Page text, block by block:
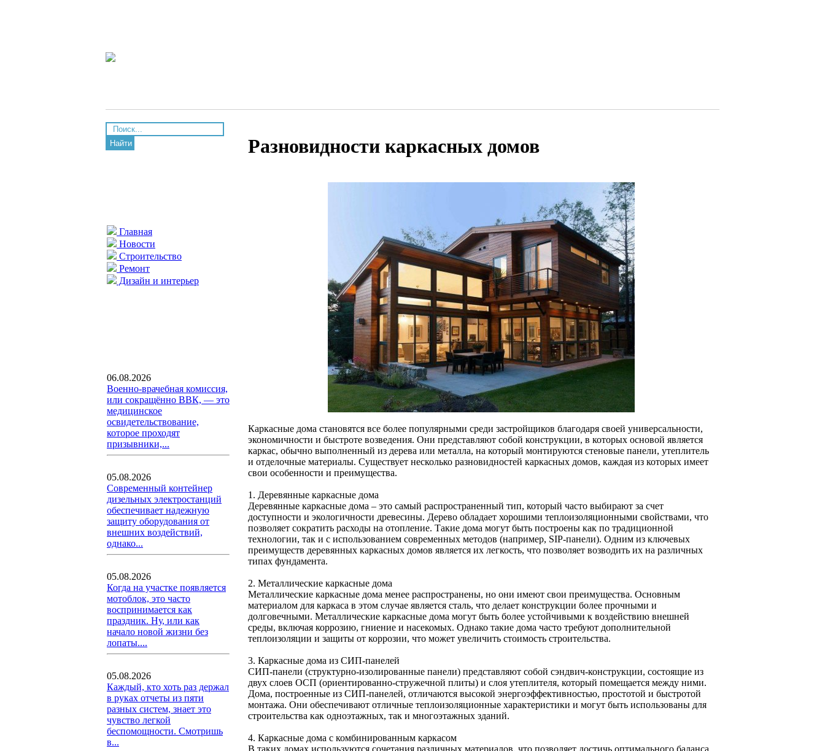
Найти
Главная
Новости
Строительство
Ремонт
Дизайн и интерьер
06.08.2026
Военно-врачебная комиссия,
или сокращённо ВВК, — это
медицинское
освидетельствование,
которое проходят
призывники,...
05.08.2026
Современный контейнер
дизельных электростанций
обеспечивает надежную
защиту оборудования от
внешних воздействий,
однако...
05.08.2026
Когда на участке появляется
мотоблок, это часто
воспринимается как
праздник. Ну, или как
начало новой жизни без
лопаты....
05.08.2026
Каждый, кто хоть раз держал
в руках отчеты из пяти
разных систем, знает это
чувство легкой
беспомощности. Смотришь
в...
Разновидности каркасных домов
Каркасные дома становятся все более популярными среди застройщиков благодаря своей универсальности,
экономичности и быстроте возведения. Они представляют собой конструкции, в которых основой является
каркас, обычно выполненный из дерева или металла, на который монтируются стеновые панели, утеплитель
и отделочные материалы. Существует несколько разновидностей каркасных домов, каждая из которых имеет
свои особенности и преимущества.
1. Деревянные каркасные дома
Деревянные каркасные дома – это самый распространенный тип, который часто выбирают за счет
доступности и экологичности древесины. Дерево обладает хорошими теплоизоляционными свойствами, что
позволяет сократить расходы на отопление. Такие дома могут быть построены как по традиционной
технологии, так и с использованием современных методов (например, SIP-панели). Одним из ключевых
преимуществ деревянных каркасных домов является их легкость, что позволяет возводить их на различных
типах фундамента.
2. Металлические каркасные дома
Металлические каркасные дома менее распространены, но они имеют свои преимущества. Основным
материалом для каркаса в этом случае является сталь, что делает конструкции более прочными и
долговечными. Металлические каркасные дома могут быть более устойчивыми к воздействию внешней
среды, включая коррозию, гниение и насекомых. Однако такие дома часто требуют дополнительной
теплоизоляции и защиты от коррозии, что может увеличить стоимость строительства.
3. Каркасные дома из СИП-панелей
СИП-панели (структурно-изолированные панели) представляют собой сэндвич-конструкции, состоящие из
двух слоев ОСП (ориентированно-стружечной плиты) и слоя утеплителя, который помещается между ними.
Дома, построенные из СИП-панелей, отличаются высокой энергоэффективностью, простотой и быстротой
монтажа. Они обеспечивают отличные теплоизоляционные характеристики и могут быть использованы для
строительства как одноэтажных, так и многоэтажных зданий.
4. Каркасные дома с комбинированным каркасом
В таких домах используются сочетания различных материалов, что позволяет достичь оптимального баланса